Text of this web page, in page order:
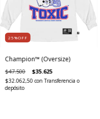
25%OFF
Champion™ (Oversize)
$47.500 $35.625
$32.062,50con Transferencia o
depósito